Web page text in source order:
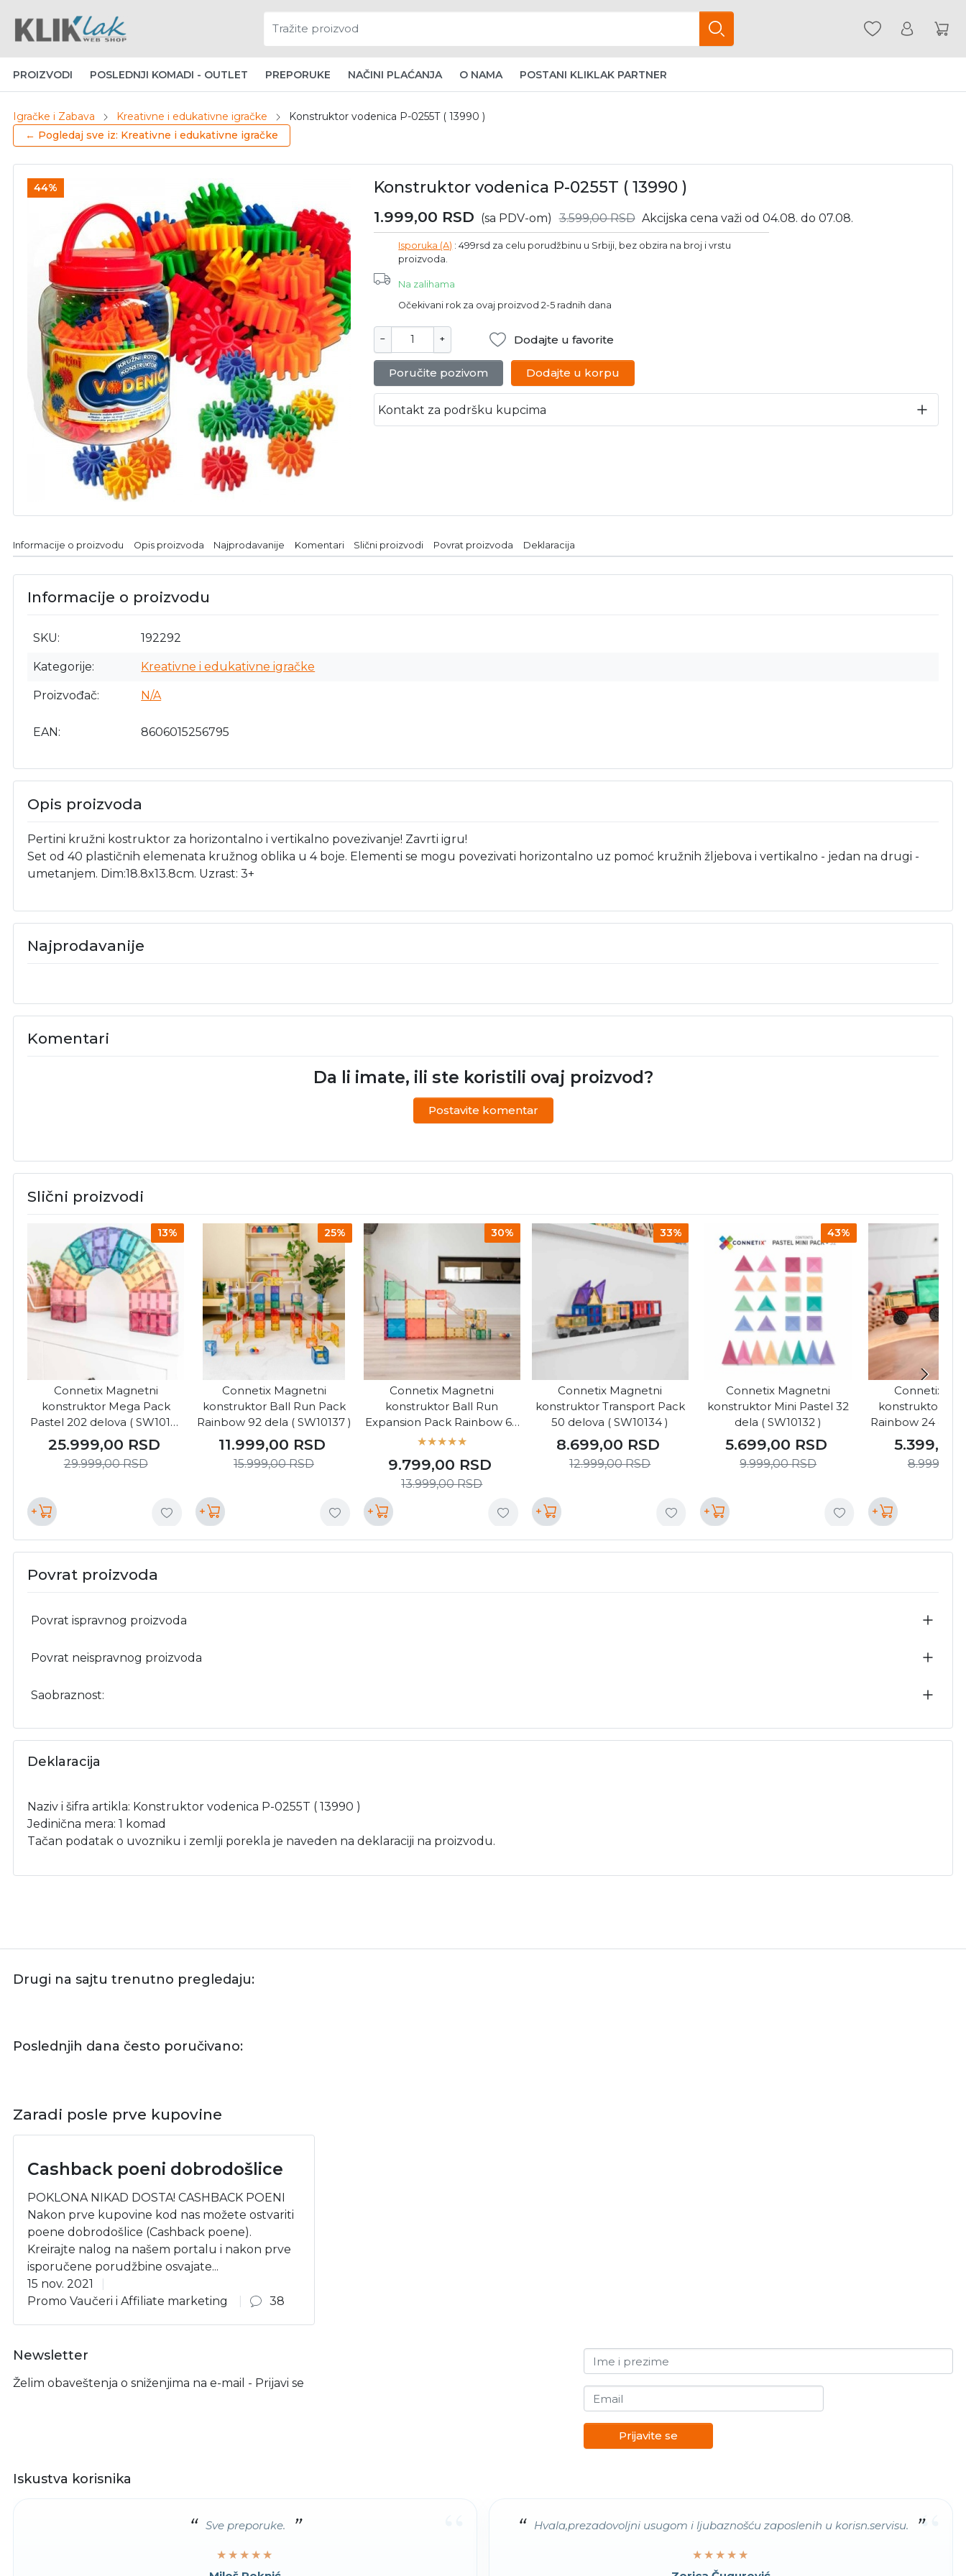
PROIZVODI POSLEDNJI KOMADI - OUTLET PREPORUKE NAČINI PLAĆANJA O NAMA POSTANI KLIKLAK PARTNER
Igračke i Zabava Kreativne i edukativne igračke
Konstruktor vodenica P-0255T ( 13990 )
← Pogledaj sve iz: Kreativne i edukativne igračke
44% Konstruktor vodenica P-0255T ( 13990 )
1.999,00 RSD (sa PDV-om) 3.599,00RSD Akcijska cena važi od 04.08. do 07.08.
Isporuka (A) : 499rsd za celu porudžbinu u Srbiji, bez obzira na broj i vrstu
proizvoda.
Na zalihama
Očekivani rok za ovaj proizvod 2-5 radnih dana
− + Dodajte u favorite
Poručite pozivom Dodajte u korpu
Kontakt za podršku kupcima
Informacije o proizvodu Opis proizvoda Najprodavanije Komentari Slični proizvodi Povrat proizvoda Deklaracija
Informacije o proizvodu
SKU 192292
Kategorije Kreativne i edukativne igračke
Proizvođač N/A
EAN 8606015256795
Opis proizvoda
Pertini kružni kostruktor za horizontalno i vertikalno povezivanje! Zavrti igru!
Set od 40 plastičnih elemenata kružnog oblika u 4 boje. Elementi se mogu povezivati horizontalno uz pomoć kružnih žljebova i vertikalno - jedan na drugi -
umetanjem. Dim:18.8x13.8cm. Uzrast: 3+
Najprodavanije
Komentari
Da li imate, ili ste koristili ovaj proizvod?
Postavite komentar
Slični proizvodi
13%
Connetix Magnetni
konstruktor Mega Pack
Pastel 202 delova ( SW10141
)
25.999,00 RSD
29.999,00RSD
+
25%
Connetix Magnetni
konstruktor Ball Run Pack
Rainbow 92 dela ( SW10137 )
11.999,00 RSD
15.999,00RSD
+
30%
Connetix Magnetni
konstruktor Ball Run
Expansion Pack Rainbow 66
delova ( SW10136 )
9.799,00 RSD
13.999,00RSD
+
33%
Connetix Magnetni
konstruktor Transport Pack
50 delova ( SW10134 )
8.699,00 RSD
12.999,00RSD
+
43%
Connetix Magnetni
konstruktor Mini Pastel 32
dela ( SW10132 )
5.699,00 RSD
9.999,00RSD
+
Connetix
konstruktor
Rainbow 24 dela
5.399,00
8.999,00
+
Povrat proizvoda
Povrat ispravnog proizvoda
Povrat neispravnog proizvoda
Saobraznost:
Deklaracija
Naziv i šifra artikla: Konstruktor vodenica P-0255T ( 13990 )
Jedinična mera: 1 komad
Tačan podatak o uvozniku i zemlji porekla je naveden na deklaraciji na proizvodu.
Drugi na sajtu trenutno pregledaju:
Poslednjih dana često poručivano:
Zaradi posle prve kupovine
Cashback poeni dobrodošlice
POKLONA NIKAD DOSTA! CASHBACK POENI
Nakon prve kupovine kod nas možete ostvariti
poene dobrodošlice (Cashback poene).
Kreirajte nalog na našem portalu i nakon prve
isporučene porudžbine osvajate...
15 nov. 2021
Promo Vaučeri i Affiliate marketing
38
Newsletter
Želim obaveštenja o sniženjima na e-mail - Prijavi se
Ime i prezime
Email
Prijavite se
Iskustva korisnika
Sve preporuke.
★★★★★
★★★★★
“
Hvala,prezadovoljni usugom i ljubaznošću zaposlenih u korisn.servisu.
★★★★★
★★★★★